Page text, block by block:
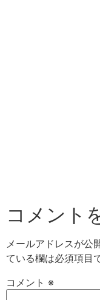
コメント
メールアドレスが公
ている欄は必須項目
コメント ※